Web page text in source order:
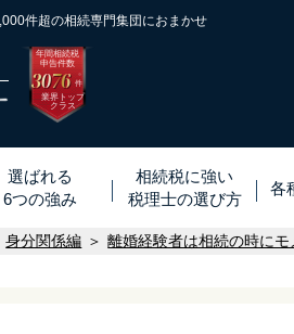
件超の相続専門集団におまかせ
年間相続税
申告件数
3076 ※
件
業界トップ
クラス
選ばれる
6つの強み
相続税に強い
税理士の選び方
各
身分関係編 離婚経験者は相続の時に